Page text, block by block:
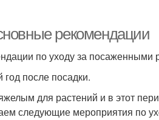
рекомендации
по уходу за посаженными
после посадки.
для растений и в этот
следующие мероприятия по